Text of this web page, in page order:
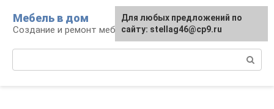
контенту
Мебель в дом
Создание и ремонт мебели
Для любых предложений по
сайту: stellag46@cp9.ru